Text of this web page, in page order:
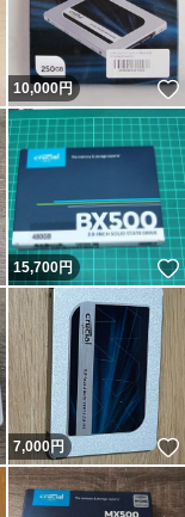
いいね！
10,000円
いいね！
15,700円
いいね！
7,000円